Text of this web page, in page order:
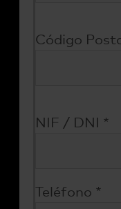
Código
NIF / DNI *
Teléfono *